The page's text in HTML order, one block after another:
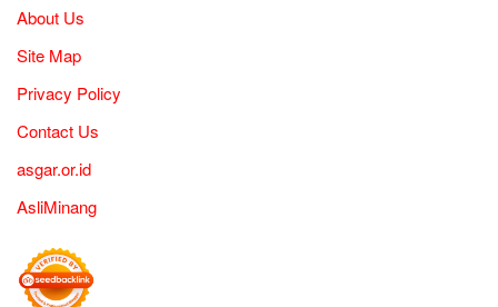
About Us
Site Map
Privacy Policy
Contact Us
asgar.or.id
AsliMinang